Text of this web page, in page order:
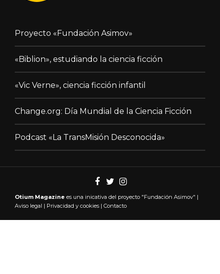
Proyecto «Fundación Asimov»
«Biblion», estudiando la ciencia ficción
«Vic Verne», ciencia ficción infantil
Change.org: Día Mundial de la Ciencia Ficción
Podcast «La TransMisión Desconocida»
Otium Magazine es una inicativa del proyecto "Fundación Asimov" |
Aviso legal | Privacidad y cookies | Contacto